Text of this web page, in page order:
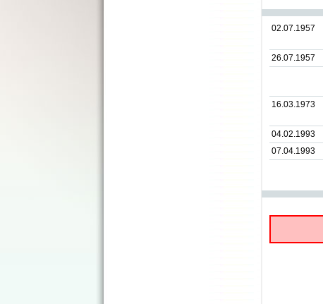
02.07.1957
26.07.1957
16.03.1973
04.02.1993
07.04.1993